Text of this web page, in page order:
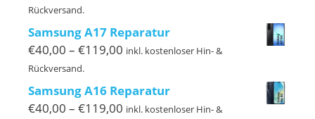
€140,00
Rückversand.
Samsung A17 Reparatur
€40,00 – €119,00 Preisspanne:
€119,00
inkl. kostenloser Hin- &
Rückversand.
Samsung A16 Reparatur
€40,00 – €119,00 Preisspanne:
inkl. kostenloser Hin- &